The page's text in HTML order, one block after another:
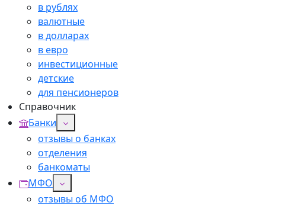
в рублях
валютные
в долларах
в евро
инвестиционные
детские
для пенсионеров
Справочник
Банки
отзывы о банках
отделения
банкоматы
МФО
отзывы об МФО